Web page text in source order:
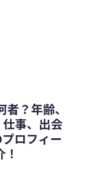
？年齢、
事、出会
ロフィー